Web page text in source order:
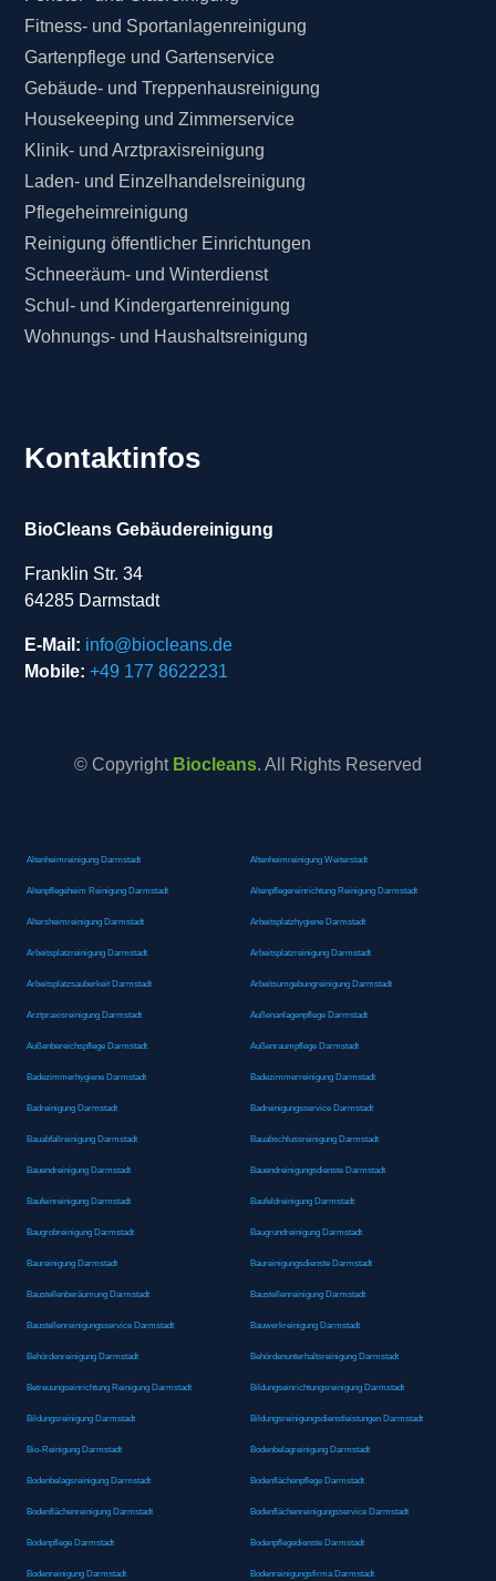
Fitness- und Sportanlagenreinigung
Gartenpflege und Gartenservice
Gebäude- und Treppenhausreinigung
Housekeeping und Zimmerservice
Klinik- und Arztpraxisreinigung
Laden- und Einzelhandelsreinigung
Pflegeheimreinigung
Reinigung öffentlicher Einrichtungen
Schneeräum- und Winterdienst
Schul- und Kindergartenreinigung
Wohnungs- und Haushaltsreinigung
Kontaktinfos
BioCleans Gebäudereinigung
Franklin Str. 34
64285 Darmstadt
E-Mail: info@biocleans.de
Mobile: +49 177 8622231
© Copyright Biocleans. All Rights Reserved
Altenheimreinigung Darmstadt Altenheimreinigung Weiterstadt
Altenpflegeheim Reinigung Darmstadt Altenpflegereinrichtung Reinigung Darmstadt
Altersheimreinigung Darmstadt Arbeitsplatzhygiene Darmstadt
Arbeitsplatzreinigung Darmstadt Arbeitsplatzreinigung Darmstadt
Arbeitsplatzsauberkeit Darmstadt Arbeitsumgebungreinigung Darmstadt
Arztpraxisreinigung Darmstadt Außenanlagenpflege Darmstadt
Außenbereichspflege Darmstadt Außenraumpflege Darmstadt
Badezimmerhygiene Darmstadt Badezimmerreinigung Darmstadt
Badreinigung Darmstadt Badreinigungsservice Darmstadt
Bauabfallreinigung Darmstadt Bauabschlussreinigung Darmstadt
Bauendreinigung Darmstadt Bauendreinigungsdienste Darmstadt
Baufeinreinigung Darmstadt Baufeldreinigung Darmstadt
Baugrobreinigung Darmstadt Baugrundreinigung Darmstadt
Baureinigung Darmstadt Baureinigungsdienste Darmstadt
Baustellenberäumung Darmstadt Baustellenreinigung Darmstadt
Baustellenreinigungsservice Darmstadt Bauwerkreinigung Darmstadt
Behördenreinigung Darmstadt Behördenunterhaltsreinigung Darmstadt
Betreuungseinrichtung Reinigung Darmstadt Bildungseinrichtungsreinigung Darmstadt
Bildungsreinigung Darmstadt Bildungsreinigungsdienstleistungen Darmstadt
Bio-Reinigung Darmstadt Bodenbelagreinigung Darmstadt
Bodenbelagsreinigung Darmstadt Bodenflächenpflege Darmstadt
Bodenflächenreinigung Darmstadt Bodenflächenreinigungsservice Darmstadt
Bodenpflege Darmstadt Bodenpflegedienste Darmstadt
Bodenreinigung Darmstadt Bodenreinigungsfirma Darmstadt